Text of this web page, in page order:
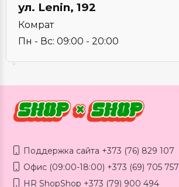
ул. Lenin, 192
Комрат
Пн - Вс: 09:00 - 20:00
Поддержка сайта +373 (76) 829 107
Офис (09:00-18:00) +373 (69) 705 757
HR ShopShop +373 (79) 900 494